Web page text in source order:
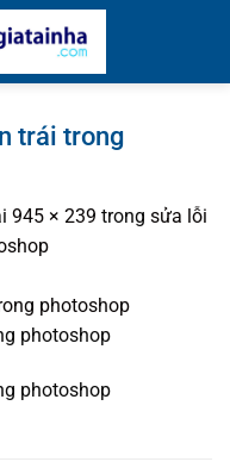
trái trong
945 × 239 trong sửa lỗi
photoshop
photoshop